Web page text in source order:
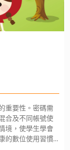
重要性。密碼需
合及不同帳號使
境，使學生學會
的數位使用習慣